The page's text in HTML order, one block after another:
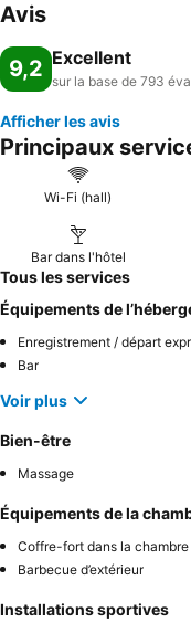
Avis
9,2 Excellent
sur la base de 793
Afficher les avis
Principaux
Wi-Fi (hall)
Bar dans l'hôtel
Tous les services
Équipements de
Enregistrement / départ
Bar
Voir plus
Bien-être
Massage
Équipements de la
Coffre-fort dans la chambre
Barbecue d’extérieur
Installations sportives